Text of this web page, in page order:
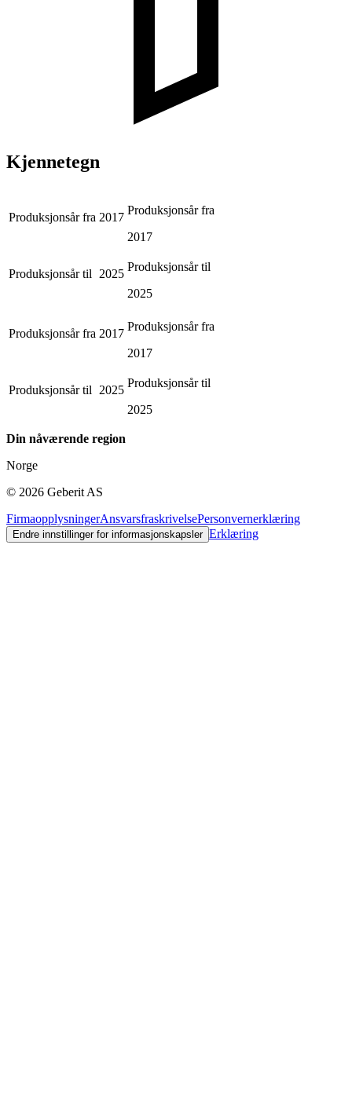
Kjennetegn
Produksjonsår fra 2017
Produksjonsår fra
2017
Produksjonsår til 2025
Produksjonsår til
2025
Produksjonsår fra 2017
Produksjonsår fra
2017
Produksjonsår til 2025
Produksjonsår til
2025
Din nåværende region
Norge
© 2026 Geberit AS
FirmaopplysningerAnsvarsfraskrivelsePersonvernerklæring
Endre innstillinger for informasjonskapsler Erklæring